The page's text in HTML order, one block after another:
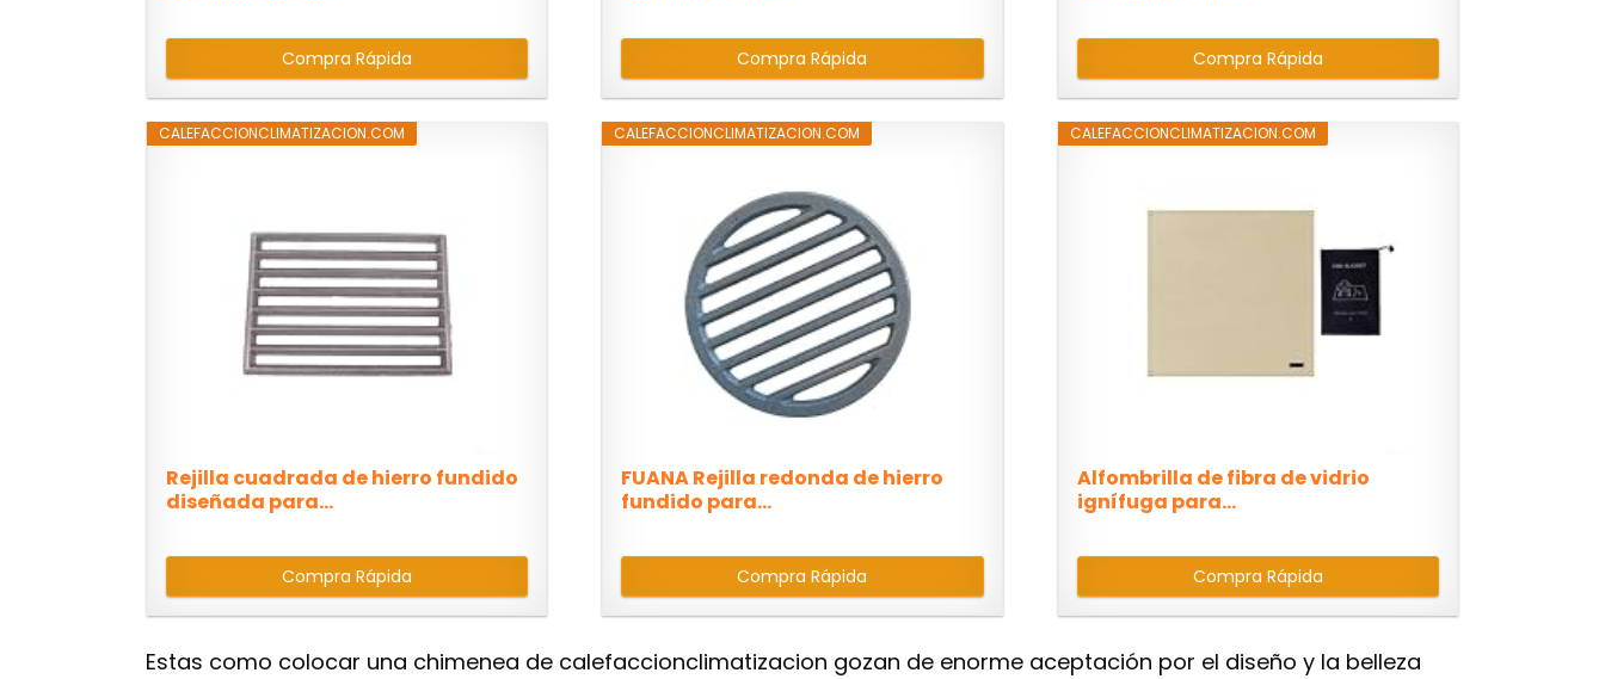
Compra Rápida Compra Rápida Compra Rápida
CALEFACCIONCLIMATIZACION.COM
Rejilla cuadrada de hierro fundido
diseñada para...
Compra Rápida
CALEFACCIONCLIMATIZACION.COM
FUANA Rejilla redonda de hierro
fundido para...
Compra Rápida
CALEFACCIONCLIMATIZACION.COM
Alfombrilla de fibra de vidrio
ignífuga para...
Compra Rápida
Estas como colocar una chimenea de calefaccionclimatizacion gozan de enorme aceptación por el diseño y la belleza